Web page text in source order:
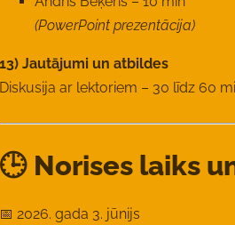
(PowerPoint prezentācija)
13) Jautājumi un atbildes
Diskusija ar lektoriem – 30 līdz 60
🕒 Norises laiks
📅 2026. gada 3. jūnijs